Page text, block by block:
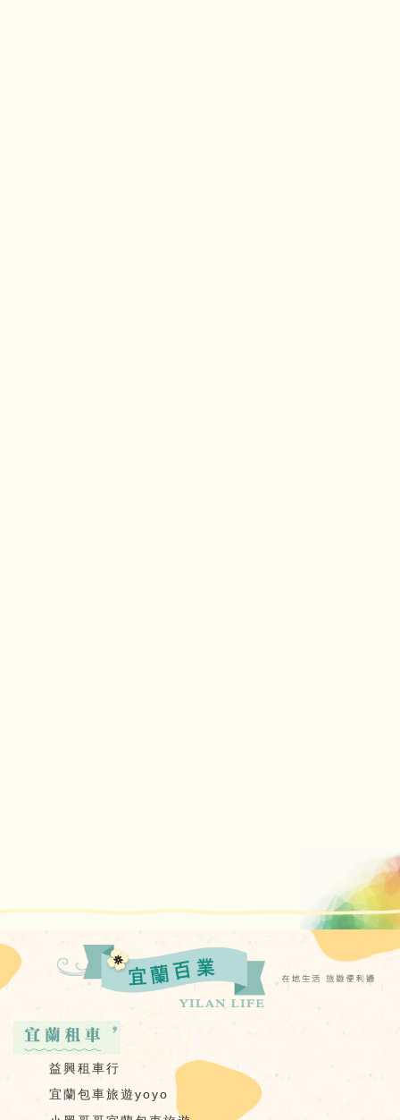
益興租車行
宜蘭包車旅遊yoyo